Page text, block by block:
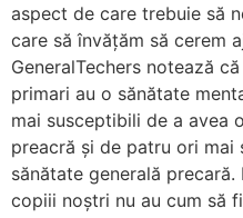
aspect de care trebuie să
care să învățăm să cerem
GeneralTechers notează
primari au o sănătate
mai susceptibili de a avea
preacră și de patru ori mai
sănătate generală
copiii noștri nu au cum să